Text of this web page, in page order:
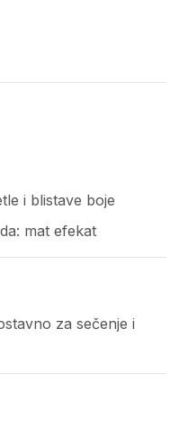
i blistave boje
mat efekat
za sečenje i